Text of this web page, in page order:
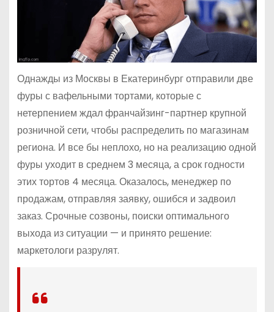
Однажды из Москвы в Екатеринбург отправили две
фуры с вафельными тортами, которые с
нетерпением ждал франчайзинг-партнер крупной
розничной сети, чтобы распределить по магазинам
региона. И все бы неплохо, но на реализацию одной
фуры уходит в среднем 3 месяца, а срок годности
этих тортов 4 месяца. Оказалось, менеджер по
продажам, отправляя заявку, ошибся и задвоил
заказ. Срочные созвоны, поиски оптимального
выхода из ситуации — и принято решение:
маркетологи разрулят.